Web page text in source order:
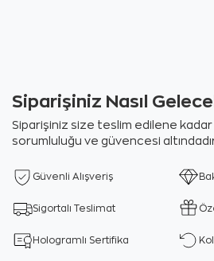
Siparişiniz Nasıl
Siparişiniz size teslim edilene kadar
sorumluluğu ve güvencesi
Güvenli Alışveriş
Sigortalı Teslimat
Hologramlı Sertifika